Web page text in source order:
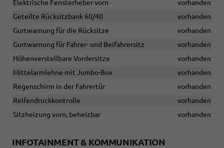
Elektrische Fensterheber vorn
vorhanden
Geteilte Rücksitzbank 60/40
vorhanden
Gurtwarnung für die Rücksitze
vorhanden
Gurtwarnung für Fahrer- und Beifahrersitz
vorhanden
Höhenverstellbare Vordersitze
vorhanden
Mittelarmlehne mit Jumbo-Box
vorhanden
Regenschirm in der Fahrertür
vorhanden
Reifendruckkontrolle
vorhanden
Sitzheizung vorn, beheizbar
vorhanden
INFOTAINMENT & KOMMUNIKATION